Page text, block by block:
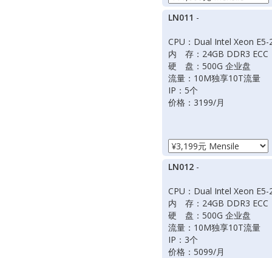
LN011 -
CPU：Dual Intel Xeon E5-
内 存：24GB DDR3 ECC
硬 盘：500G 企业盘
流量：10M独享10T流量
IP：5个
价格：3199/月
LN012 -
CPU：Dual Intel Xeon E5-
内 存：24GB DDR3 ECC
硬 盘：500G 企业盘
流量：10M独享10T流量
IP：3个
价格：5099/月